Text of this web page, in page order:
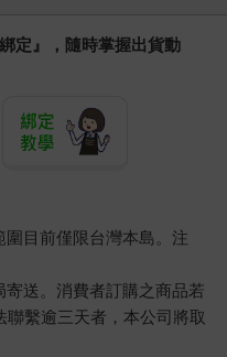
定』，隨時掌握出貨動
目前僅限台灣本島。注
送。消費者訂購之商品若
繫逾三天者，本公司將取